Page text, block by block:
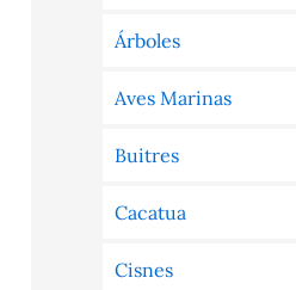
Árboles
Aves Marinas
Buitres
Cacatua
Cisnes